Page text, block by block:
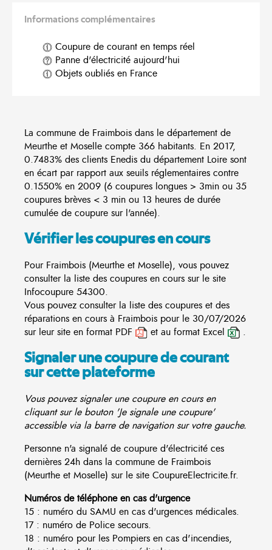
Informations complémentaires
Coupure de courant en temps réel
Panne d'électricité aujourd'hui
Objets oubliés en France
La commune de Fraimbois dans le département de
Meurthe et Moselle compte 366 habitants. En 2017,
0.7483% des clients Enedis du département Loire sont
en écart par rapport aux seuils réglementaires contre
0.1550% en 2009 (6 coupures longues > 3min ou 35
coupures brèves < 3 min ou 13 heures de durée
cumulée de coupure sur l'année).
Vérifier les coupures en cours
Pour Fraimbois (Meurthe et Moselle), vous pouvez
consulter la liste des coupures en cours sur le site
Infocoupure 54300.
Vous pouvez consulter la liste des coupures et des
réparations en cours à Fraimbois pour le 30/07/2026
sur leur site en format PDF
et au format Excel .
Signaler une coupure de courant
sur cette plateforme
Vous pouvez signaler une coupure en cours en
cliquant sur le bouton 'Je signale une coupure'
accessible via la barre de navigation sur votre gauche.
Personne n'a signalé de coupure d'électricité ces
dernières 24h dans la commune de Fraimbois
(Meurthe et Moselle) sur le site CoupureElectricite.fr.
Numéros de téléphone en cas d'urgence
15 : numéro du SAMU en cas d'urgences médicales.
17 : numéro de Police secours.
18 : numéro pour les Pompiers en cas d'incendies,